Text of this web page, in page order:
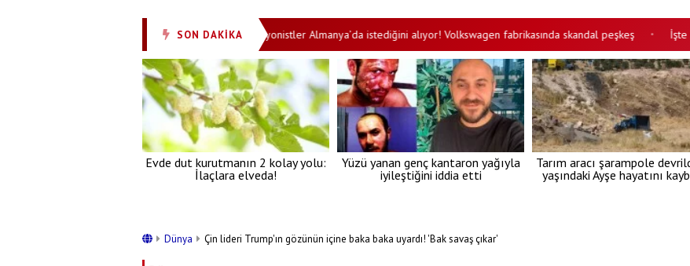
SON DAKİKA
Şoförü öldü, kendisi ağır yaralandı • Siyonistler Almanya’da istediğini alıyor! Volkswagen fabrikasında skandal peşkeş • İşte
Evde dut kurutmanın 2 kolay yolu:
İlaçlara elveda!
Yüzü yanan genç kantaron yağıyla
iyileştiğini iddia etti
Tarım aracı şarampole
yaşındaki Ayşe hayatını
Dünya Çin lideri Trump'ın gözünün içine baka baka uyardı! 'Bak savaş çıkar'